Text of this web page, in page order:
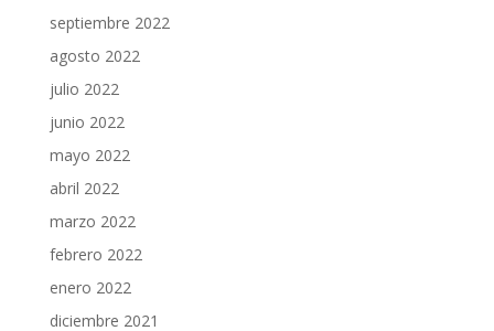
septiembre 2022
agosto 2022
julio 2022
junio 2022
mayo 2022
abril 2022
marzo 2022
febrero 2022
enero 2022
diciembre 2021